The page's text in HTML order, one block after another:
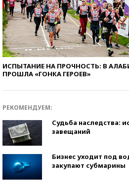
ИСПЫТАНИЕ НА ПРОЧНОСТЬ: В
ПРОШЛА «ГОНКА ГЕРОЕВ»
РЕКОМЕНДУЕМ:
Судьба наследства:
завещаний
Бизнес уходит под
закупают субмарины